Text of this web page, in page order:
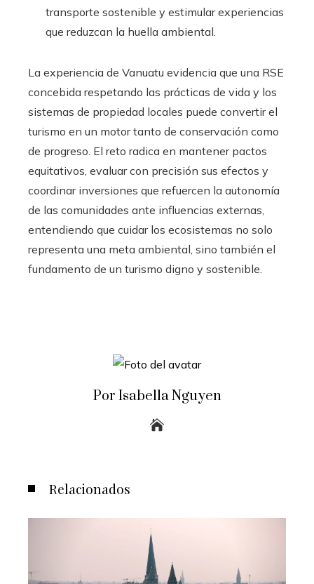
transporte sostenible y estimular experiencias
que reduzcan la huella ambiental.
La experiencia de Vanuatu evidencia que una RSE
concebida respetando las prácticas de vida y los
sistemas de propiedad locales puede convertir el
turismo en un motor tanto de conservación como
de progreso. El reto radica en mantener pactos
equitativos, evaluar con precisión sus efectos y
coordinar inversiones que refuercen la autonomía
de las comunidades ante influencias externas,
entendiendo que cuidar los ecosistemas no solo
representa una meta ambiental, sino también el
fundamento de un turismo digno y sostenible.
Por Isabella Nguyen
Relacionados